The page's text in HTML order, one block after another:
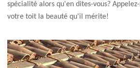
spécialité alors qu'en dites-vous?
votre toit la beauté qu'il mérite!